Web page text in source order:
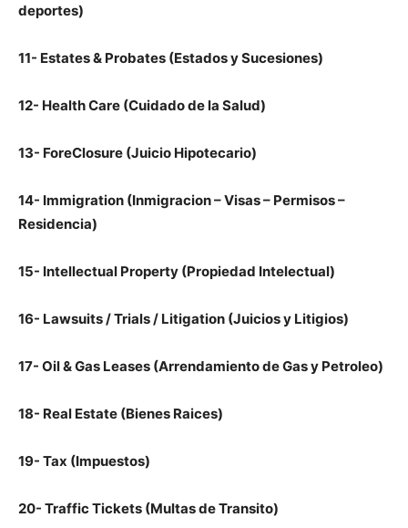
deportes)
11- Estates & Probates (Estados y Sucesiones)
12- Health Care (Cuidado de la Salud)
13- ForeClosure (Juicio Hipotecario)
14- Immigration (Inmigracion – Visas – Permisos –
Residencia)
15- Intellectual Property (Propiedad Intelectual)
16- Lawsuits / Trials / Litigation (Juicios y Litigios)
17- Oil & Gas Leases (Arrendamiento de Gas y Petroleo)
18- Real Estate (Bienes Raices)
19- Tax (Impuestos)
20- Traffic Tickets (Multas de Transito)